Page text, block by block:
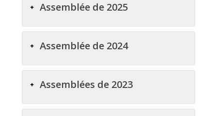
Assemblée de 2025
Assemblée de 2024
Assemblées de 2023